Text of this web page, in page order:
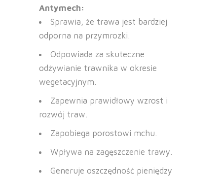
Antymech:
Sprawia, że trawa jest bardziej
odporna na przymrozki.
Odpowiada za skuteczne
odżywianie trawnika w okresie
wegetacyjnym.
Zapewnia prawidłowy wzrost i
rozwój traw.
Zapobiega porostowi mchu.
Wpływa na zagęszczenie trawy.
Generuje oszczędność pieniędzy